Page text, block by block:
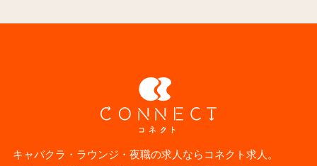
キャバクラ・ラウンジ・夜職の求人ならコネクト求人。